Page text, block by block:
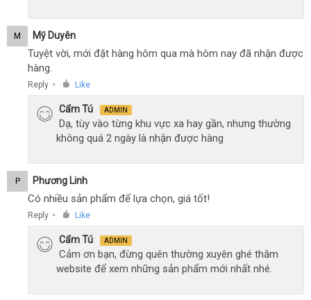
M Mỹ Duyên
Tuyệt vời, mới đặt hàng hôm qua mà hôm nay đã nhận được
hàng.
Reply ● Like
Cẩm Tú ADMIN
Dạ, tùy vào từng khu vực xa hay gần, nhưng thường
không quá 2 ngày là nhận được hàng
P Phương Linh
Có nhiều sản phẩm để lựa chọn, giá tốt!
Reply ● Like
Cẩm Tú ADMIN
Cảm ơn bạn, đừng quên thường xuyên ghé thăm
website để xem những sản phẩm mới nhất nhé.